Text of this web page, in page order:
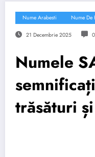
Nume Arabesti Nume De
21 Decembrie 2025
Numele
trăsături